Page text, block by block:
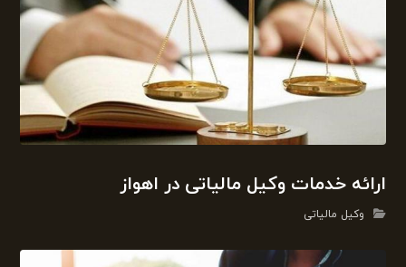
ارائه خدمات وکیل مالیاتی در اهواز
وکیل مالیاتی